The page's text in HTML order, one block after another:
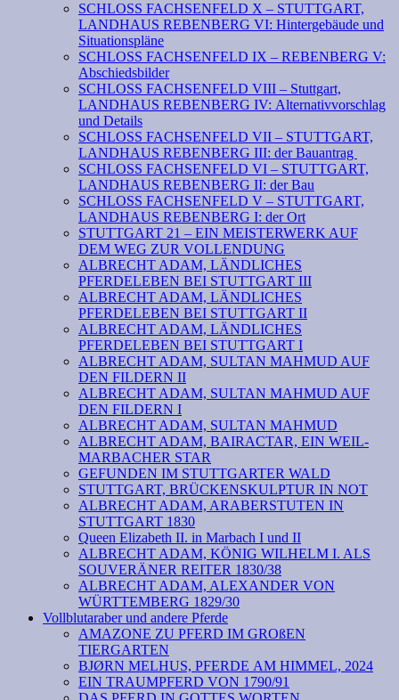
SCHLOSS FACHSENFELD X – STUTTGART,
LANDHAUS REBENBERG VI: Hintergebäude und
Situationspläne
SCHLOSS FACHSENFELD IX – REBENBERG V:
Abschiedsbilder
SCHLOSS FACHSENFELD VIII – Stuttgart,
LANDHAUS REBENBERG IV: Alternativvorschlag
und Details
SCHLOSS FACHSENFELD VII – STUTTGART,
LANDHAUS REBENBERG III: der Bauantrag
SCHLOSS FACHSENFELD VI – STUTTGART,
LANDHAUS REBENBERG II: der Bau
SCHLOSS FACHSENFELD V – STUTTGART,
LANDHAUS REBENBERG I: der Ort
STUTTGART 21 – EIN MEISTERWERK AUF
DEM WEG ZUR VOLLENDUNG
ALBRECHT ADAM, LÄNDLICHES
PFERDELEBEN BEI STUTTGART III
ALBRECHT ADAM, LÄNDLICHES
PFERDELEBEN BEI STUTTGART II
ALBRECHT ADAM, LÄNDLICHES
PFERDELEBEN BEI STUTTGART I
ALBRECHT ADAM, SULTAN MAHMUD AUF
DEN FILDERN II
ALBRECHT ADAM, SULTAN MAHMUD AUF
DEN FILDERN I
ALBRECHT ADAM, SULTAN MAHMUD
ALBRECHT ADAM, BAIRACTAR, EIN WEIL-
MARBACHER STAR
GEFUNDEN IM STUTTGARTER WALD
STUTTGART, BRÜCKENSKULPTUR IN NOT
ALBRECHT ADAM, ARABERSTUTEN IN
STUTTGART 1830
Queen Elizabeth II. in Marbach I und II
ALBRECHT ADAM, KÖNIG WILHELM I. ALS
SOUVERÄNER REITER 1830/38
ALBRECHT ADAM, ALEXANDER VON
WÜRTTEMBERG 1829/30
Vollblutaraber und andere Pferde
AMAZONE ZU PFERD IM GROßEN
TIERGARTEN
BJØRN MELHUS, PFERDE AM HIMMEL, 2024
EIN TRAUMPFERD VON 1790/91